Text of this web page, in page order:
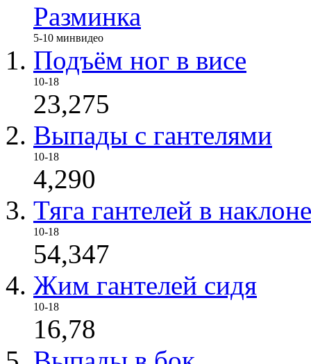
Разминка
5-10 минвидео
Подъём ног в висе
10-18
23,275
Выпады с гантелями
10-18
4,290
Тяга гантелей в наклоне
10-18
54,347
Жим гантелей сидя
10-18
16,78